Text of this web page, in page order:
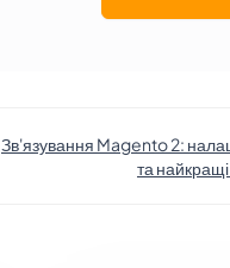
Зв'язування Magento 2:
та